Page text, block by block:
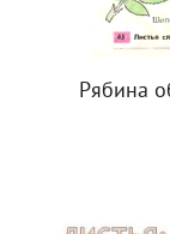
Рябина